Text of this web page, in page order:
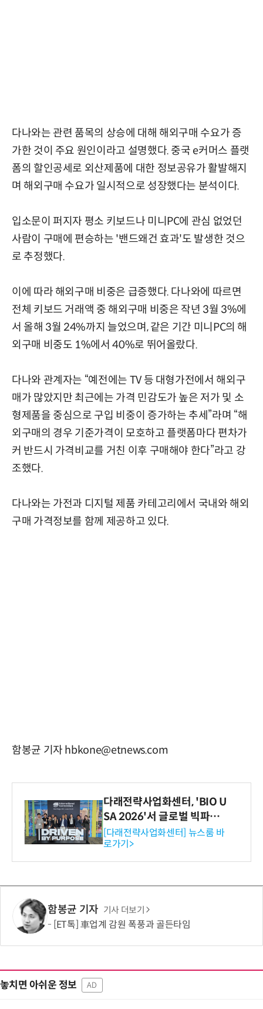
다나와는 관련 품목의 상승에 대해 해외구매 수요가 증
가한 것이 주요 원인이라고 설명했다. 중국 e커머스 플랫
폼의 할인공세로 외산제품에 대한 정보공유가 활발해지
며 해외구매 수요가 일시적으로 성장했다는 분석이다.
입소문이 퍼지자 평소 키보드나 미니PC에 관심 없었던
사람이 구매에 편승하는 '밴드왜건 효과'도 발생한 것으
로 추정했다.
이에 따라 해외구매 비중은 급증했다. 다나와에 따르면
전체 키보드 거래액 중 해외구매 비중은 작년 3월 3%에
서 올해 3월 24%까지 늘었으며, 같은 기간 미니PC의 해
외구매 비중도 1%에서 40%로 뛰어올랐다.
다나와 관계자는 “예전에는 TV 등 대형가전에서 해외구
매가 많았지만 최근에는 가격 민감도가 높은 저가 및 소
형제품을 중심으로 구입 비중이 증가하는 추세”라며 “해
외구매의 경우 기준가격이 모호하고 플랫폼마다 편차가
커 반드시 가격비교를 거친 이후 구매해야 한다”라고 강
조했다.
다나와는 가전과 디지털 제품 카테고리에서 국내와 해외
구매 가격정보를 함께 제공하고 있다.
함봉균 기자 hbkone@etnews.com
다래전략사업화센터, 'BIO U
SA 2026'서 글로벌 빅파마
와의 비즈니스 미팅 지원…K
-바이오 해외 진출 교두보 확
보
[다래전략사업화센터] 뉴스룸 바
로가기>
함봉균 기자 기사 더보기
[ET톡] 車업계 감원 폭풍과 골든타임
놓치면 아쉬운 정보 AD